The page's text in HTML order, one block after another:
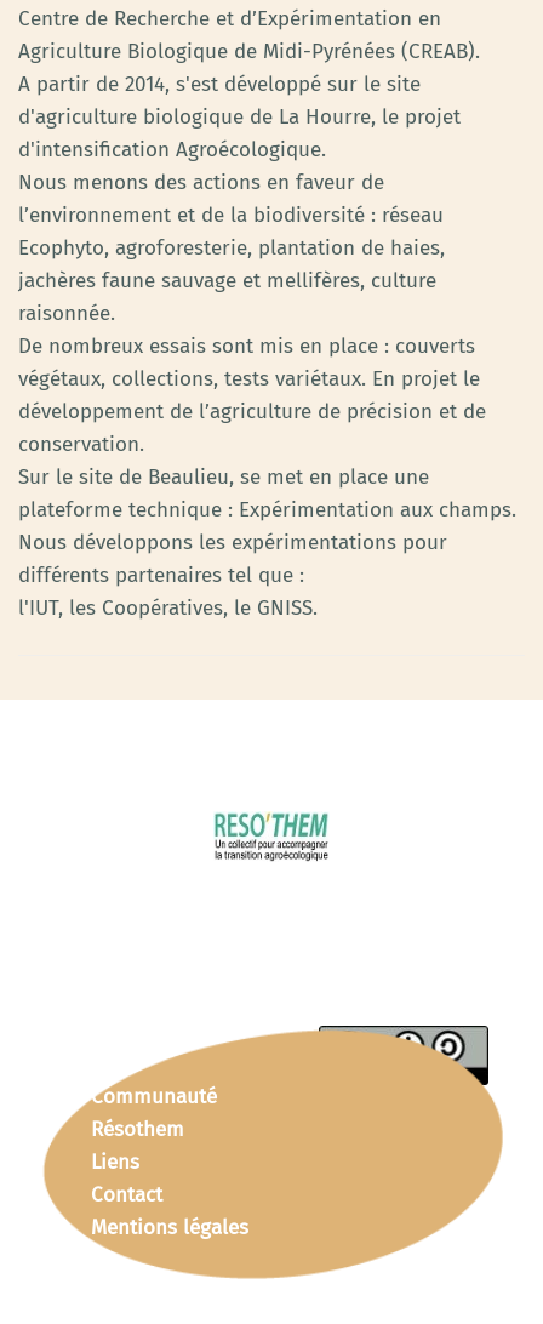
Centre de Recherche et d’Expérimentation en
Agriculture Biologique de Midi-Pyrénées (CREAB).
A partir de 2014, s'est développé sur le site
d'agriculture biologique de La Hourre, le projet
d'intensification Agroécologique.
Nous menons des actions en faveur de
l’environnement et de la biodiversité : réseau
Ecophyto, agroforesterie, plantation de haies,
jachères faune sauvage et mellifères, culture
raisonnée.
De nombreux essais sont mis en place : couverts
végétaux, collections, tests variétaux. En projet le
développement de l’agriculture de précision et de
conservation.
Sur le site de Beaulieu, se met en place une
plateforme technique : Expérimentation aux champs.
Nous développons les expérimentations pour
différents partenaires tel que :
l'IUT, les Coopératives, le GNISS.
Communauté
Résothem
Liens
Contact
Mentions légales